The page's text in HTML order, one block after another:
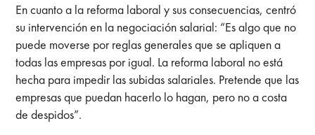
En cuanto a la reforma laboral y sus consecuencias, centró
su intervención en la negociación salarial: “Es algo que no
puede moverse por reglas generales que se apliquen a
todas las empresas por igual. La reforma laboral no está
hecha para impedir las subidas salariales. Pretende que las
empresas que puedan hacerlo lo hagan, pero no a costa
de despidos”.